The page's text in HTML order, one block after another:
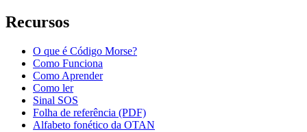
Recursos
O que é Código Morse?
Como Funciona
Como Aprender
Como ler
Sinal SOS
Folha de referência (PDF)
Alfabeto fonético da OTAN